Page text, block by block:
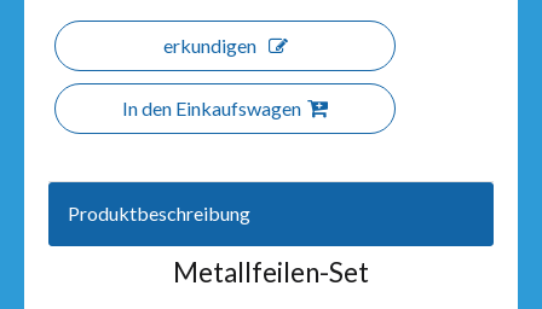
erkundigen
In den Einkaufswagen
Produktbeschreibung
Metallfeilen-Set